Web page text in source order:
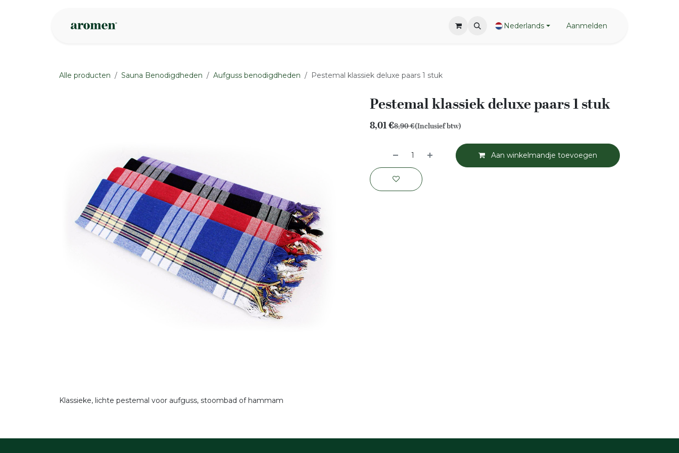
Nederlands Aanmelden
Alle producten Sauna Benodigdheden Aufguss benodigdheden Pestemal klassiek deluxe paars 1 stuk
Pestemal klassiek deluxe paars 1 stuk
8,01€8,90€(Inclusief btw)
Aan winkelmandje toevoegen
Klassieke, lichte pestemal voor aufguss, stoombad of hammam